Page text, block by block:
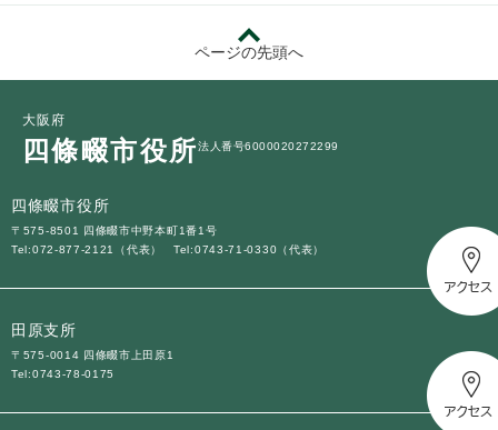
ページの先頭へ
大阪府
四條畷市役所法人番号6000020272299
四條畷市役所
〒575-8501 四條畷市中野本町1番1号
Tel:072-877-2121（代表）
Tel:0743-71-0330（代表）
田原支所
〒575-0014 四條畷市上田原1
Tel:0743-78-0175